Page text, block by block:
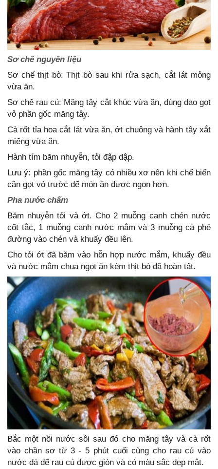
Sơ chế nguyên liệu
Sơ chế thịt bò: Thịt bò sau khi rửa sạch, cắt lát mỏng
vừa ăn.
Sơ chế rau củ: Măng tây cắt khúc vừa ăn, dùng dao gọt
vỏ phần gốc măng tây.
Cà rốt tỉa hoa cắt lát vừa ăn, ớt chuông và hành tây xắt
miếng vừa ăn.
Hành tím băm nhuyễn, tỏi đập dập.
Lưu ý: phần gốc măng tây có nhiều xơ nên khi chế biến
cần gọt vỏ trước để món ăn được ngon hơn.
Pha nước chấm
Băm nhuyễn tỏi và ớt. Cho 2 muỗng canh chén nước
cốt tắc, 1 muỗng canh nước mắm và 3 muỗng cà phê
đường vào chén và khuấy đều lên.
Cho tỏi ớt đã băm vào hỗn hợp nước mắm, khuấy đều
và nước mắm chua ngọt ăn kèm thịt bò đã hoàn tất.
Bắc một nồi nước sôi sau đó cho măng tây và cà rốt
vào chần sơ từ 3 - 5 phút cuối cùng cho rau củ vào
nước đá để rau củ được giòn và có màu sắc đẹp mắt.